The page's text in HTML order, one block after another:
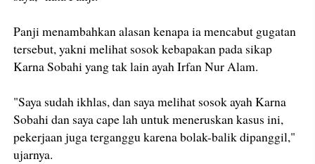
Panji menambahkan alasan kenapa ia mencabut gugatan
tersebut, yakni melihat sosok kebapakan pada sikap
Karna Sobahi yang tak lain ayah Irfan Nur Alam.
"Saya sudah ikhlas, dan saya melihat sosok ayah Karna
Sobahi dan saya cape lah untuk meneruskan kasus ini,
pekerjaan juga terganggu karena bolak-balik dipanggil,"
ujarnya.